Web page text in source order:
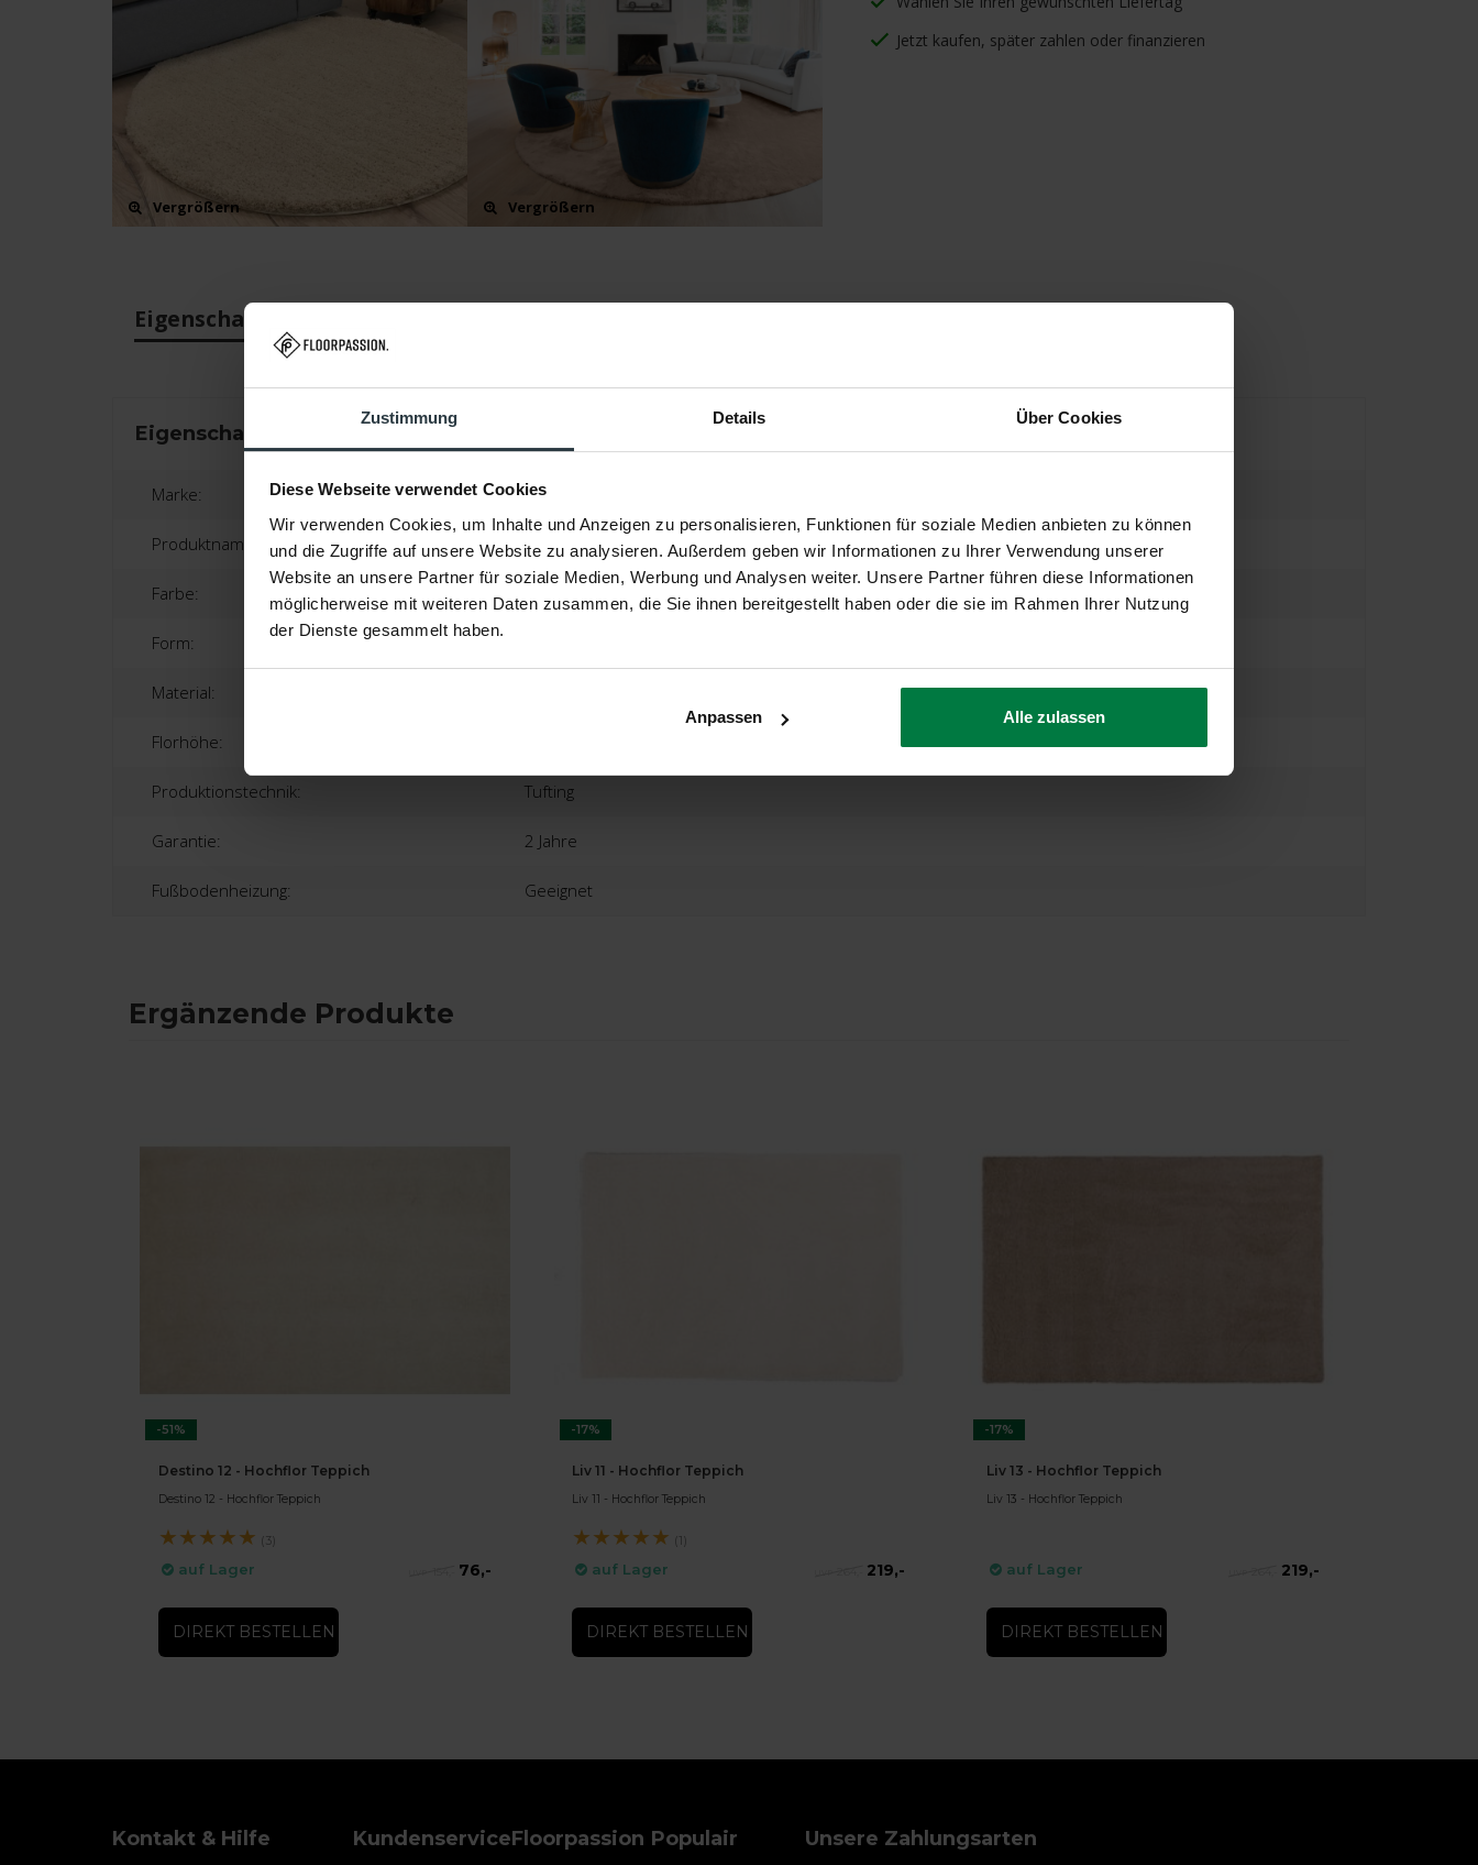
Zustimmung Details Über Cookies
Diese Webseite verwendet Cookies
Wir verwenden Cookies, um Inhalte und Anzeigen zu personalisieren, Funktionen für soziale Medien anbieten zu können
und die Zugriffe auf unsere Website zu analysieren. Außerdem geben wir Informationen zu Ihrer Verwendung unserer
Website an unsere Partner für soziale Medien, Werbung und Analysen weiter. Unsere Partner führen diese Informationen
möglicherweise mit weiteren Daten zusammen, die Sie ihnen bereitgestellt haben oder die sie im Rahmen Ihrer Nutzung
der Dienste gesammelt haben.
Anpassen Alle zulassen
Vergrößern Vergrößern
Jetzt kaufen, später zahlen oder finanzieren
Eigenschaften
Eigenschaften
Marke: Floorpassion
Produktname: Destino
Farbe:
Form:
Material:
Florhöhe:
Produktionstechnik: Tufting
Garantie: 2 Jahre
Fußbodenheizung: Geeignet
Ergänzende Produkte
-51%
Destino 12 - Hochflor Teppich
Destino 12 - Hochflor Teppich
★★★★★ (3)
auf Lager 76,-
DIREKT BESTELLEN
-17%
Liv 11 - Hochflor Teppich
Liv 11 - Hochflor Teppich
★★★★★ (1)
auf Lager 219,-
DIREKT BESTELLEN
-17%
Liv 13 - Hochflor Teppich
Liv 13 - Hochflor Teppich
auf Lager 219,-
DIREKT BESTELLEN
Kontakt & Hilfe KundenserviceFloorpassion Populair Unsere Zahlungsarten